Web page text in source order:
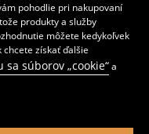
pohodlie pri nakupovaní
produkty a služby
môžete kedykoľvek
získať ďalšie
sa súborov „cookie“a